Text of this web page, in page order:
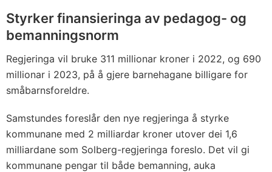
Styrker finansieringa av pedagog- og
bemanningsnorm
Regjeringa vil bruke 311 millionar kroner i 2022, og 690
millionar i 2023, på å gjere barnehagane billigare for
småbarnsforeldre.
Samstundes foreslår den nye regjeringa å styrke
kommunane med 2 milliardar kroner utover dei 1,6
milliardane som Solberg-regjeringa foreslo. Det vil gi
kommunane pengar til både bemanning, auka